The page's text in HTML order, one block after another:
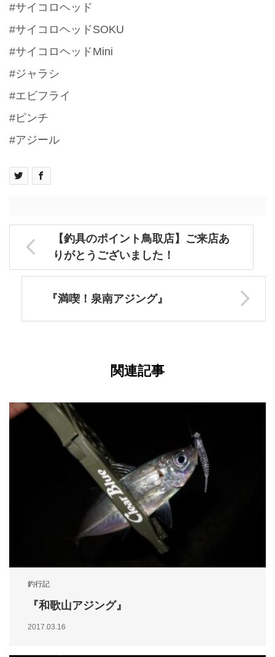
#サイコロヘッド
#サイコロヘッドSOKU
#サイコロヘッドMini
#ジャラシ
#エビフライ
#ピンチ
#アジール
【釣具のポイント鳥取店】ご来店あ
りがとうございました！
『満喫！泉南アジング』
関連記事
釣行記
『和歌山アジング』
2017.03.16